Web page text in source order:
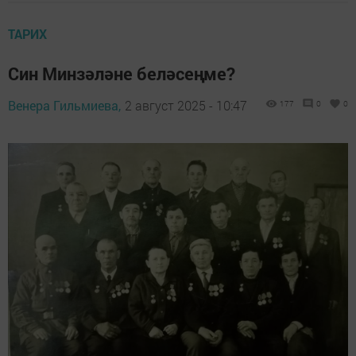
ТАРИХ
Син Минзәләне беләсеңме?
Венера Гильмиева, 2 август 2025 - 10:47 177 0 0